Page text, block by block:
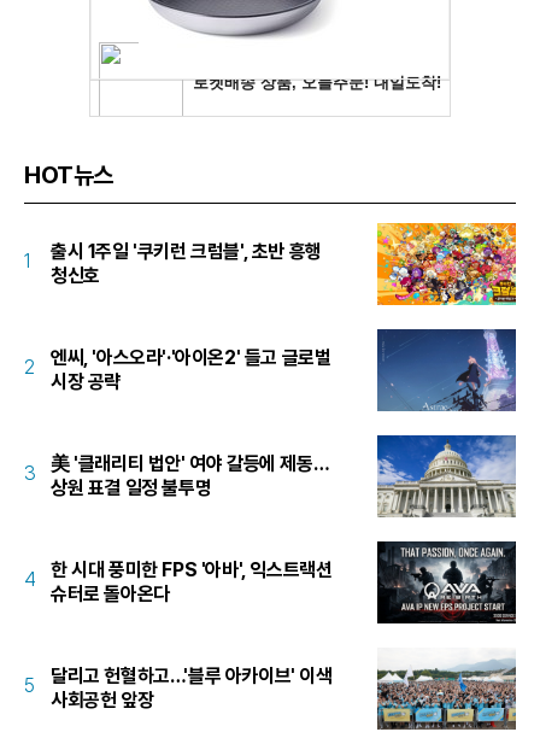
HOT뉴스
1
출시 1주일 '쿠키런 크럼블', 초반 흥행
청신호
2
엔씨, '아스오라'·'아이온2' 들고 글로벌
시장 공략
3
美 '클래리티 법안' 여야 갈등에 제동…
상원 표결 일정 불투명
4
한 시대 풍미한 FPS '아바', 익스트랙션
슈터로 돌아온다
5
달리고 헌혈하고…'블루 아카이브' 이색
사회공헌 앞장